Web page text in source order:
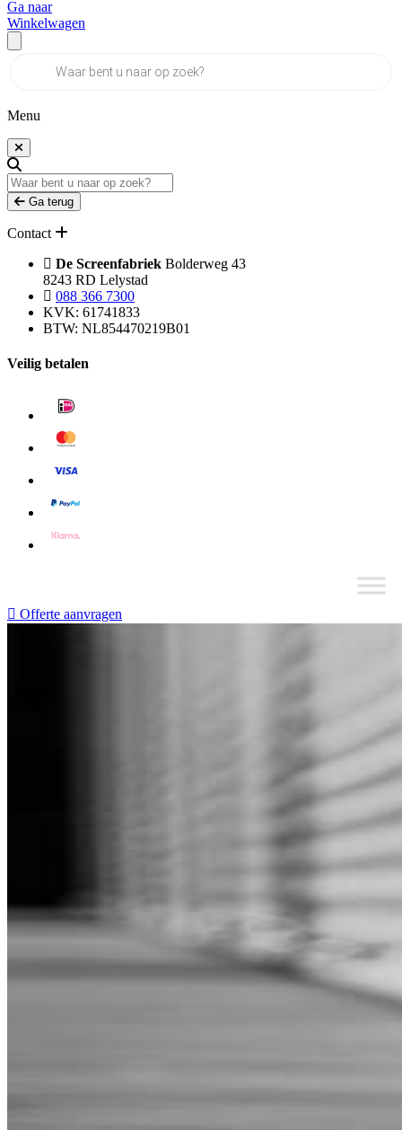
Ga naar
Winkelwagen
Menu
Ga terug
Contact
De Screenfabriek Bolderweg 43
8243 RD Lelystad
088 366 7300
KVK: 61741833
BTW: NL854470219B01
Veilig betalen
Offerte aanvragen